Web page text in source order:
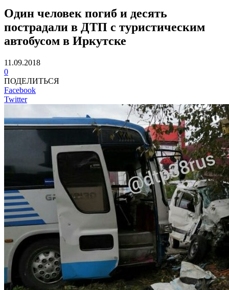
Один человек погиб и десять
пострадали в ДТП с туристическим
автобусом в Иркутске
11.09.2018
0
ПОДЕЛИТЬСЯ
Facebook
Twitter